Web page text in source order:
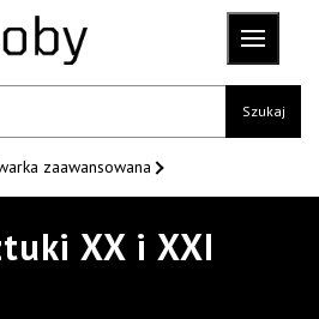
Szukaj
zaawansowana
XX i XXI